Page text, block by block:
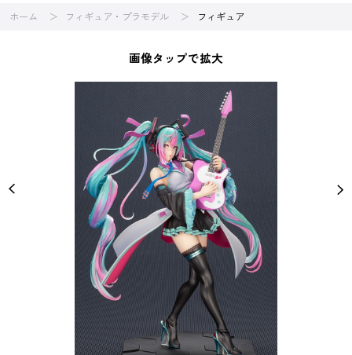
ホーム フィギュア・プラモデル フィギュア
画像タップで拡大